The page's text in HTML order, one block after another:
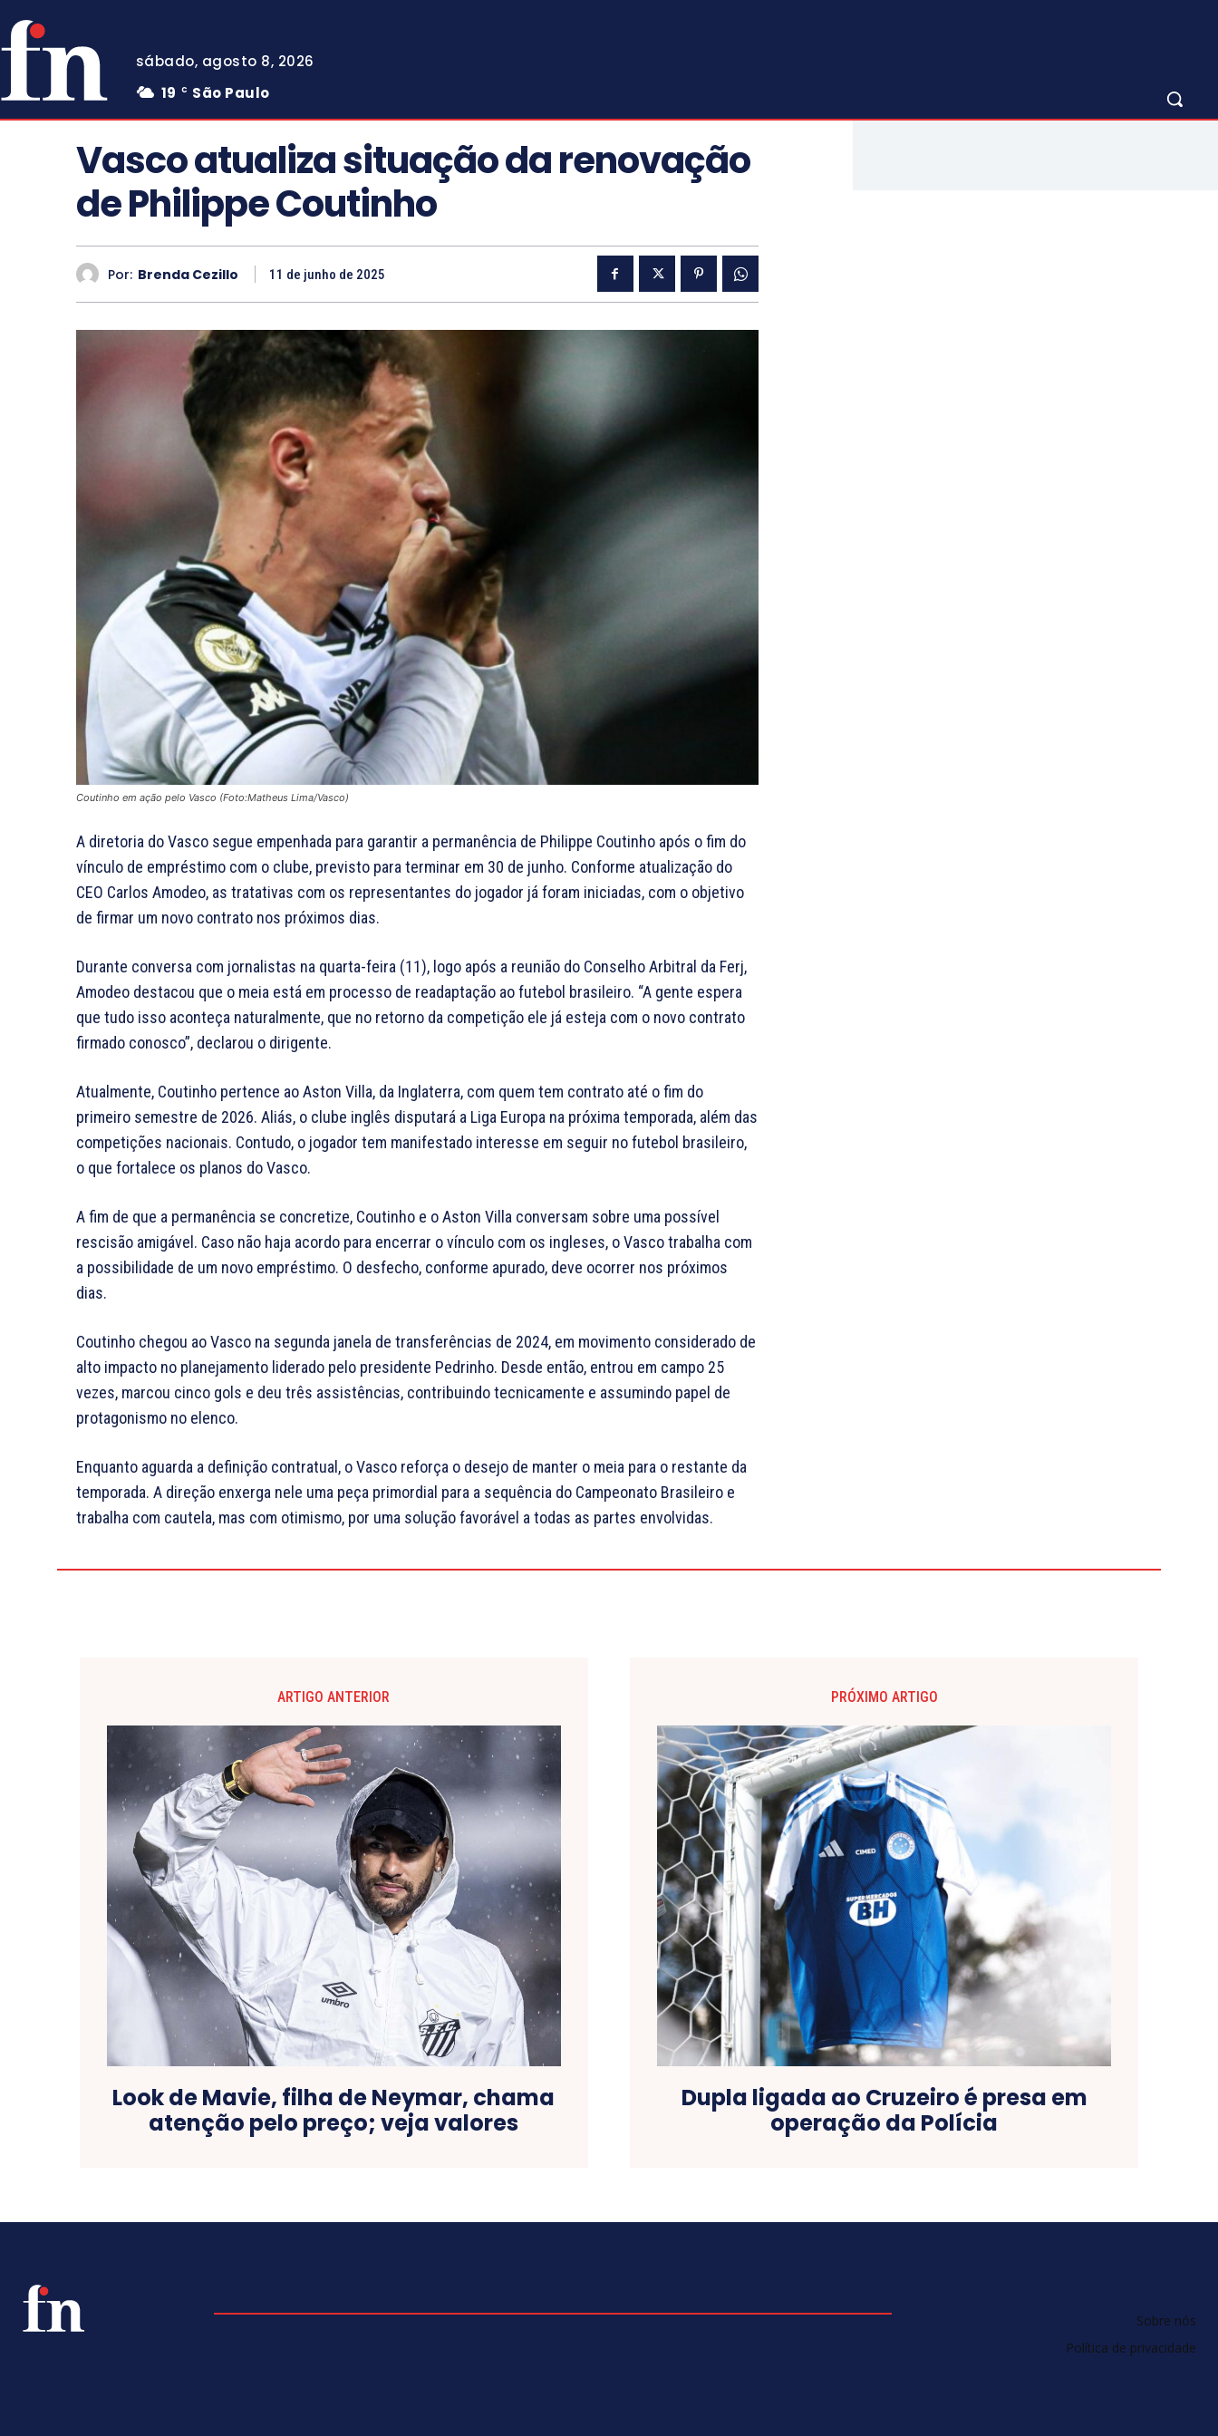
sábado, agosto 8, 2026
19
C São Paulo
Vasco atualiza situação da renovação
de Philippe Coutinho
Por: Brenda Cezillo 11 de junho de 2025
Coutinho em ação pelo Vasco (Foto:Matheus Lima/Vasco)
A diretoria do Vasco segue empenhada para garantir a permanência de Philippe Coutinho após o fim do
vínculo de empréstimo com o clube, previsto para terminar em 30 de junho. Conforme atualização do
CEO Carlos Amodeo, as tratativas com os representantes do jogador já foram iniciadas, com o objetivo
de firmar um novo contrato nos próximos dias.
Durante conversa com jornalistas na quarta-feira (11), logo após a reunião do Conselho Arbitral da Ferj,
Amodeo destacou que o meia está em processo de readaptação ao futebol brasileiro. “A gente espera
que tudo isso aconteça naturalmente, que no retorno da competição ele já esteja com o novo contrato
firmado conosco”, declarou o dirigente.
Atualmente, Coutinho pertence ao Aston Villa, da Inglaterra, com quem tem contrato até o fim do
primeiro semestre de 2026. Aliás, o clube inglês disputará a Liga Europa na próxima temporada, além das
competições nacionais. Contudo, o jogador tem manifestado interesse em seguir no futebol brasileiro,
o que fortalece os planos do Vasco.
A fim de que a permanência se concretize, Coutinho e o Aston Villa conversam sobre uma possível
rescisão amigável. Caso não haja acordo para encerrar o vínculo com os ingleses, o Vasco trabalha com
a possibilidade de um novo empréstimo. O desfecho, conforme apurado, deve ocorrer nos próximos
dias.
Coutinho chegou ao Vasco na segunda janela de transferências de 2024, em movimento considerado de
alto impacto no planejamento liderado pelo presidente Pedrinho. Desde então, entrou em campo 25
vezes, marcou cinco gols e deu três assistências, contribuindo tecnicamente e assumindo papel de
protagonismo no elenco.
Enquanto aguarda a definição contratual, o Vasco reforça o desejo de manter o meia para o restante da
temporada. A direção enxerga nele uma peça primordial para a sequência do Campeonato Brasileiro e
trabalha com cautela, mas com otimismo, por uma solução favorável a todas as partes envolvidas.
ARTIGO ANTERIOR
Look de Mavie, filha de Neymar, chama
atenção pelo preço; veja valores
PRÓXIMO ARTIGO
Dupla ligada ao Cruzeiro é presa em
operação da Polícia
Sobre nós
Política de privacidade